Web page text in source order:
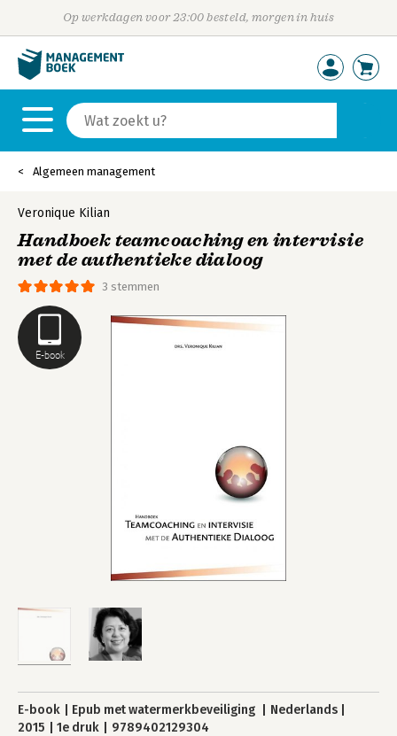
Op werkdagen voor 23:00 besteld, morgen in huis
Algemeen management
E-book
3 stemmen
Veronique Kilian
Handboek teamcoaching en intervisie
met de authentieke dialoog
E-book Epub met watermerkbeveiliging
Nederlands
2015
1e druk 9789402129304